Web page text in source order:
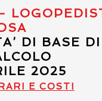
DI BASE
2025
E COSTI